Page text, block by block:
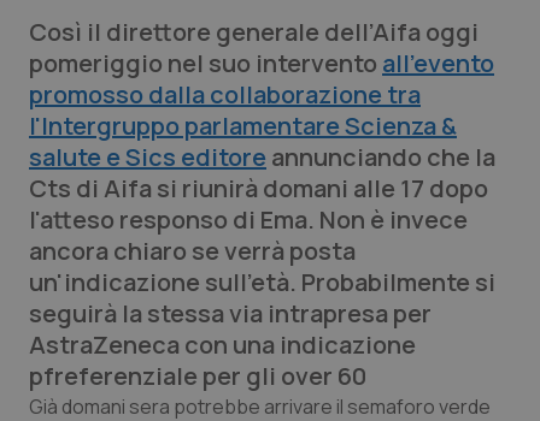
QS Pro
Professionisti Sanitari.AI
Abruzzo
Basilicata
Calabria
Campania
QS Pro Gold
Artrite & artrosi
Asma & BPCO
Car-T
QS Club Newsletter
Così il direttore generale dell’Aifa oggi
pomeriggio nel suo intervento all'evento
promosso dalla collaborazione tra
l'Intergruppo parlamentare Scienza &
salute e Sics editore annunciando che la
Cts di Aifa si riunirà domani alle 17 dopo
l'atteso responso di Ema. Non è invece
ancora chiaro se verrà posta
un'indicazione sull'età. Probabilmente si
seguirà la stessa via intrapresa per
AstraZeneca con una indicazione
pfreferenziale per gli over 60
Già domani sera potrebbe arrivare il semaforo verde